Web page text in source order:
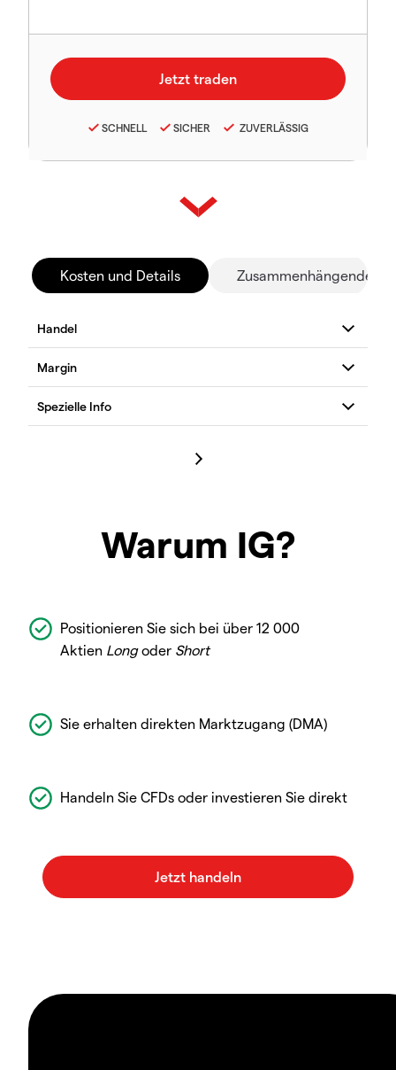
SCHNELL SICHER ZUVERLÄSSIG
Kosten und Details Zusammenhängende
Warum IG?
Positionieren Sie sich bei über 12 000
Aktien Longoder Short
Sie erhalten direkten Marktzugang (DMA)
Handeln Sie CFDs oder investieren Sie direkt